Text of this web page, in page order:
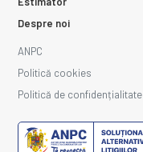
Despre noi
ANPC
Politică cookies
Politică de confidențialitate